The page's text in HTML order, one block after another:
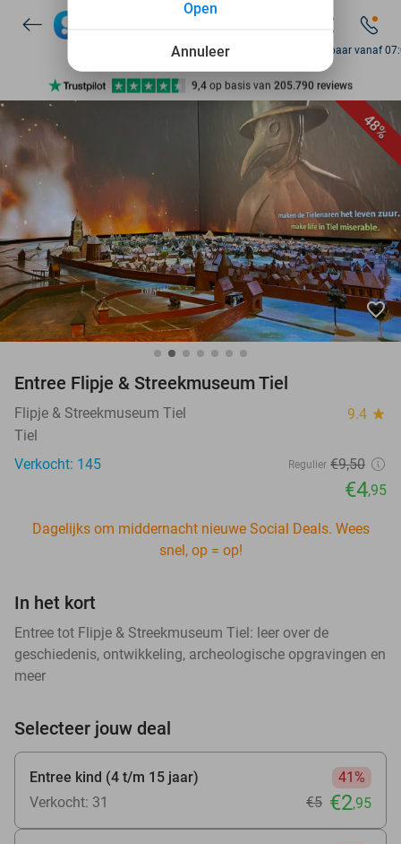
7 dagen per week beschikbaar
10+ miljoen leden
9,4 op basis van 205.790 reviews
Ontdek 15.000+ deals
7 dagen per week beschikbaar
10+ miljoen leden
Bereikbaar vanaf
48%
favorite_border
Entree Flipje & Streekmuseum Tiel
Flipje & Streekmuseum Tiel 9.4 star
Tiel
Verkocht: 145
Regulier €9,50
€4,95
Dagelijks om middernacht nieuwe Social Deals. Wees
snel, op = op!
In het kort
Entree tot Flipje & Streekmuseum Tiel: leer over de
geschiedenis, ontwikkeling, archeologische opgravingen en
meer
Selecteer jouw deal
Entree kind (4 t/m 15 jaar)
41%
Verkocht: 31
€5 €2,95
Annuleer
Open